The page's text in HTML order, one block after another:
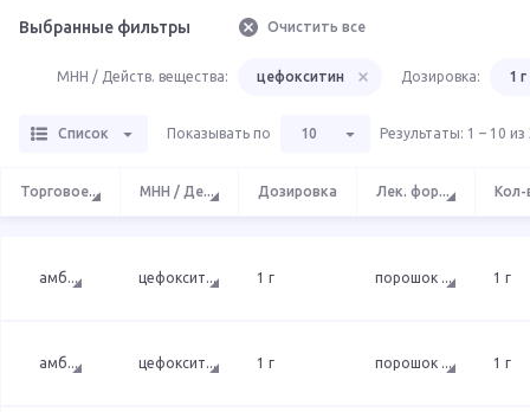
Выбранные фильтры Очистить все
МНН / Действ. вещества: цефокситин Дозировка: 1 г
Список Показывать по 10 Результаты: 1 – 10 из
Торговое... МНН / Де... Дозировка Лек. фор... Кол-
амб... цефоксит... 1 г порошок ... 1 г
амб... цефоксит... 1 г порошок ... 1 г